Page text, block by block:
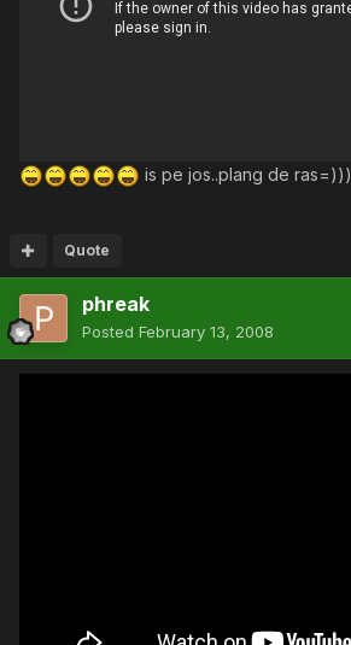
is pe jos..plang de ras=)))
Quote
phreak
Posted February 13, 2008